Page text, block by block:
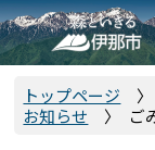
こ
の
ペ
トップページ
お知らせ
ご